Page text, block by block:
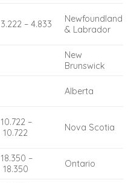
3.222 – 4.833
Newfoundland
& Labrador
New
Brunswick
Alberta
10.722 –
10.722
Nova Scotia
18.350 –
18.350
Ontario